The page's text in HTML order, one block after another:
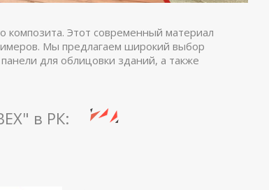
Этот современный материал
Мы предлагаем широкий выбор
для облицовки зданий, а также
в РК: